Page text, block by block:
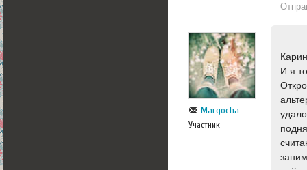
Margocha
Участник
И я